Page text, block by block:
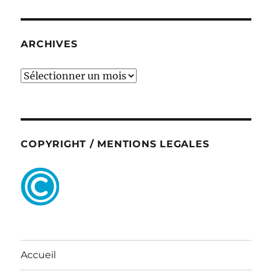
ARCHIVES
ARCHIVES
COPYRIGHT / MENTIONS LEGALES
Accueil